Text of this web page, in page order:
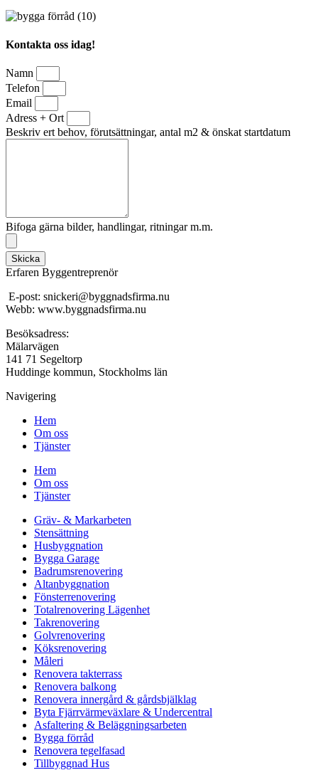
Kontakta oss idag!
Namn
Telefon
Email
Adress + Ort
Beskriv ert behov, förutsättningar, antal m2 & önskat startdatum
Bifoga gärna bilder, handlingar, ritningar m.m.
Skicka
Erfaren Byggentreprenör
E-post: snickeri@byggnadsfirma.nu
Webb: www.byggnadsfirma.nu
Besöksadress:
Mälarvägen
141 71 Segeltorp
Huddinge kommun, Stockholms län
Navigering
Hem
Om oss
Tjänster
Hem
Om oss
Tjänster
Gräv- & Markarbeten
Stensättning
Husbyggnation
Bygga Garage
Badrumsrenovering
Altanbyggnation
Fönsterrenovering
Totalrenovering Lägenhet
Takrenovering
Golvrenovering
Köksrenovering
Måleri
Renovera takterrass
Renovera balkong
Renovera innergård & gårdsbjälklag
Byta Fjärrvärmeväxlare & Undercentral
Asfaltering & Beläggningsarbeten
Bygga förråd
Renovera tegelfasad
Tillbyggnad Hus